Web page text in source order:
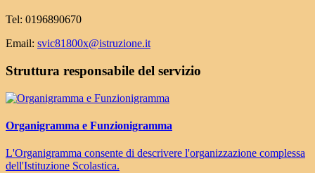
Tel: 0196890670
Email: svic81800x@istruzione.it
Struttura responsabile del servizio
Organigramma e Funzionigramma
L'Organigramma consente di descrivere l'organizzazione complessa
dell'Istituzione Scolastica.